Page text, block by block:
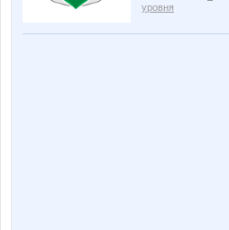
уровня